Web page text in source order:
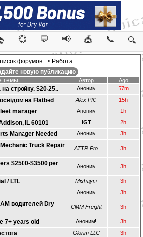
💞 💬 📢 🎪 📞 🔍
форумов
> Работа
новую публикацию
темы
Автор Ago
стройку. $20-25.. Аноним 57m
на Flatbed Alex PIC 15h
manager Аноним 1h
IL 60101 IGT 2h
Manager Needed Аноним 3h
Truck Repair
ATTR Pro 3h
$2500-$3500 per
Аноним 3h
/ LTL Mishaym 3h
Аноним 3h
водителей Dry
CMM Freight 3h
7+ years old Аноним! 3h
Glorim LLC 3h